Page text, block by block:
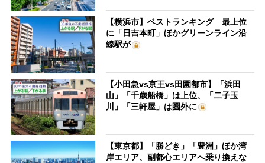
【横浜市】ベストランキング 最上位
に「日吉本町」ほかグリーンライン沿
線駅が
【小田急vs京王vs田園都市】「浜田
山」「千歳船橋」は上位、「二子玉
川」「三軒屋」は圏外に
【東京都】「勝どき」「豊洲」ほか湾
岸エリア、副都心エリアへ乗り換えな